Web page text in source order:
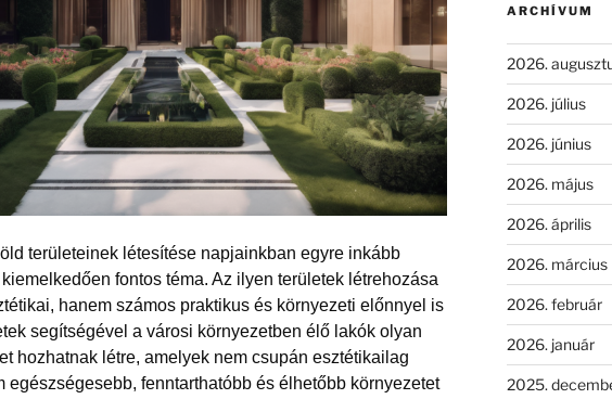
területeinek létesítése napjainkban egyre inkább
fontos téma. Az ilyen területek létrehozása
hanem számos praktikus és környezeti előnnyel is
segítségével a városi környezetben élő lakók olyan
hozhatnak létre, amelyek nem csupán esztétikailag
egészségesebb, fenntarthatóbb és élhetőbb környezetet
ARCHÍVUM
2026.
2026. július
2026. június
2026. május
2026. április
2026. március
2026. február
2026. január
2025.